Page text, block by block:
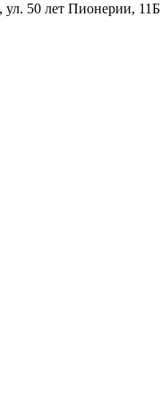
50 лет Пионерии, 11Б